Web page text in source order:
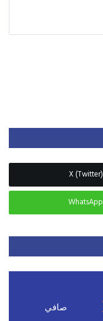
X (Twitter)
WhatsApp
صافي